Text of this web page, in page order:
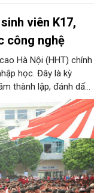
viên K17,
công nghệ
Hà Nội (HHT) chính
học. Đây là kỳ
thành lập, đánh dấu